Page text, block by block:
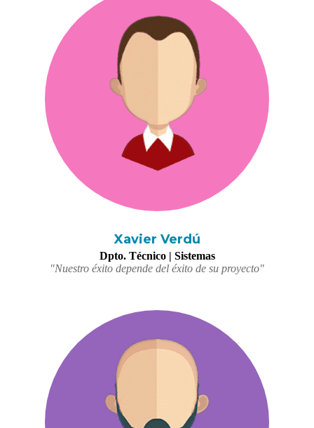
Xavier Verdú
Dpto. Técnico | Sistemas
"Nuestro éxito depende del éxito de su proyecto"